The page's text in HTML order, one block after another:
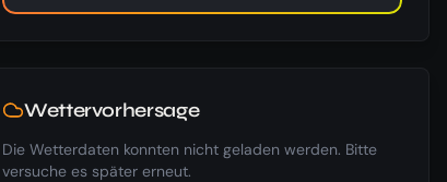
Wettervorhersage
Die Wetterdaten konnten nicht geladen werden. Bitte
versuche es später erneut.